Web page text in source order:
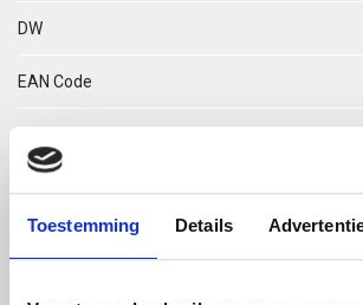
Toestemming Details
DW
EAN Code
DW 12 TEGENPLAATJE DUBBEL